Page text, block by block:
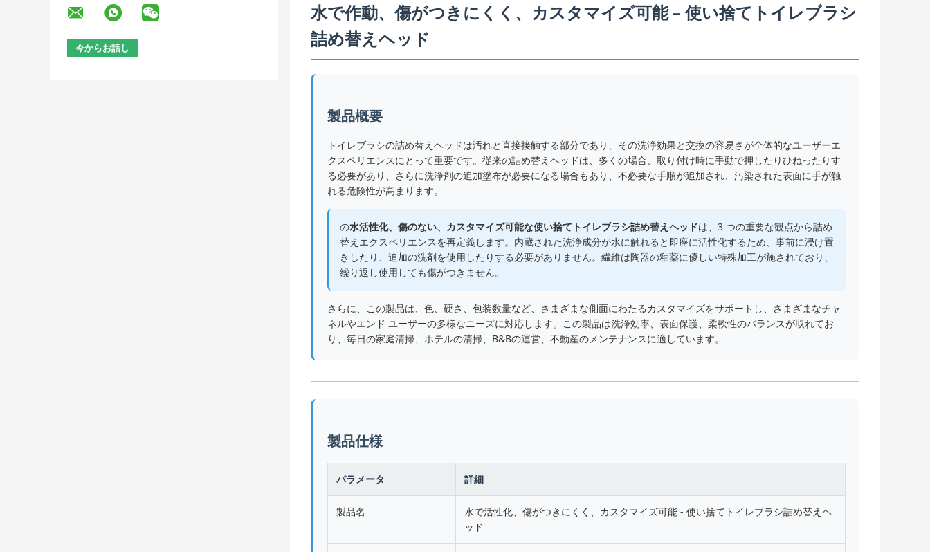
水で作動、傷がつきにくく、カスタマイズ可能 – 使い捨てトイレブラシ
詰め替えヘッド
製品概要
トイレブラシの詰め替えヘッドは汚れと直接接触する部分であり、その洗浄効果と交換の容易さが全体的なユーザーエ
クスペリエンスにとって重要です。従来の詰め替えヘッドは、多くの場合、取り付け時に手動で押したりひねったりす
る必要があり、さらに洗浄剤の追加塗布が必要になる場合もあり、不必要な手順が追加され、汚染された表面に手が触
れる危険性が高まります。
の水活性化、傷のない、カスタマイズ可能な使い捨てトイレブラシ詰め替えヘッドは、3 つの重要な観点から詰め
替えエクスペリエンスを再定義します。内蔵された洗浄成分が水に触れると即座に活性化するため、事前に浸け置
きしたり、追加の洗剤を使用したりする必要がありません。繊維は陶器の釉薬に優しい特殊加工が施されており、
繰り返し使用しても傷がつきません。
さらに、この製品は、色、硬さ、包装数量など、さまざまな側面にわたるカスタマイズをサポートし、さまざまなチャ
ネルやエンド ユーザーの多様なニーズに対応します。この製品は洗浄効率、表面保護、柔軟性のバランスが取れてお
り、毎日の家庭清掃、ホテルの清掃、B&Bの運営、不動産のメンテナンスに適しています。
製品仕様
パラメータ 詳細
製品名
水で活性化、傷がつきにくく、カスタマイズ可能 - 使い捨てトイレブラシ詰め替えヘ
ッド